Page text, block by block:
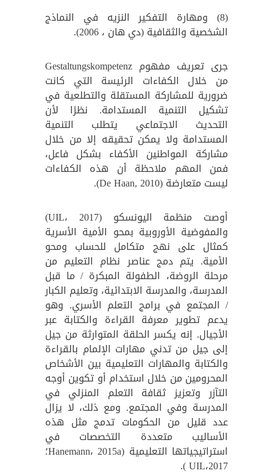
(8) ومهارة التفكير النزيه في النماذج
الشخصية والثقافية (دي هان ، 2006).
جرى تعريف مفهوم Gestaltungskompetenz
من خلال الكفاءات الرئيسة التي كانت
ضرورية للمشاركة المستقلة والتطلعية في
تشكيل التنمية المستدامة. نظرًا لأن
التحديث الاجتماعي يتطلب التنمية
المستدامة ولا يمكن تحقيقه إلا من خلال
مشاركة المواطنين الأكفاء بشكل فاعل،
فمن المهم ملاحظة أن هذه الكفاءات
ليست متعارضة (De Haan, 2010).
أوصت منظمة اليونسكو (UIL، 2017)
والمفوضية الأوروبية بمحو الأمية الأسرية
كمثال على نهج متكامل للحساب ومحو
الأمية. يتم دمج عناصر نظام التعليم من
مرحلة الروضة، الطفولة المبكرة / ما قبل
المدرسة، والمدرسة الابتدائية، وتعليم الكبار
/ المجتمع في برامج التعلم الأسري. وهو
يدعم تطوير معرفة القراءة والكتابة عبر
الأجيال. إنه يكسر الحلقة المتوارثة من جيل
إلى جيل من تدني مهارات الإلمام بالقراءة
والكتابة والمهارات التعليمية بين الأشخاص
المحرومين من خلال استخدام أو تكوين أوجه
التآزر وتعزيز ثقافة التعلم المنزلي في
المدرسة وفي المجتمع. ومع ذلك، لا يزال
عدد قليل من الحكومات تدمج مثل هذه
الأساليب متعددة التخصصات في
استراتيجياتها التعليمية (Hanemann، 2015a؛
UIL،2017 ).